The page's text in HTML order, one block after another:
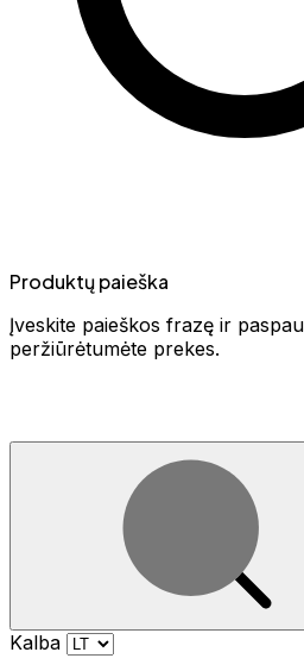
Produktų paieška
Įveskite paieškos frazę ir
peržiūrėtumėte prekes.
Kalba